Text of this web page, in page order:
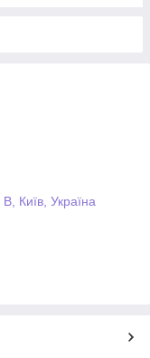
Київ, Україна